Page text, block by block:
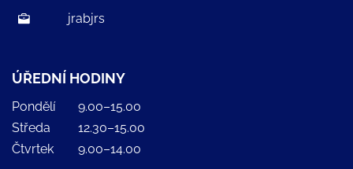
jrabjrs
ÚŘEDNÍ HODINY
Pondělí
9.00–15.00
Středa
12.30–15.00
Čtvrtek
9.00–14.00